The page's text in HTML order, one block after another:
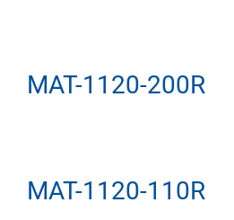
MAT-1120-200R
MAT-1120-110R